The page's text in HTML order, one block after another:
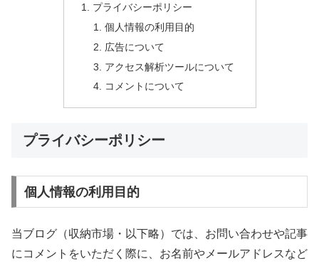
プライバシーポリシー
個人情報の利用目的
広告について
アクセス解析ツールについて
コメントについて
プライバシーポリシー
個人情報の利用目的
当ブログ（収納市場・以下略）では、お問い合わせや記事
にコメントをいただく際に、お名前やメールアドレスなど